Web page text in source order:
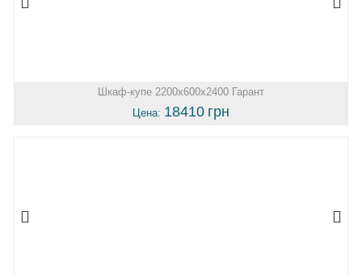
Шкаф-купе 2200х600х2400 Гарант
Цена: 18410 грн